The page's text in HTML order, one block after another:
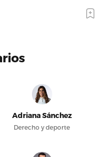
Adriana Sánchez
Derecho y deporte